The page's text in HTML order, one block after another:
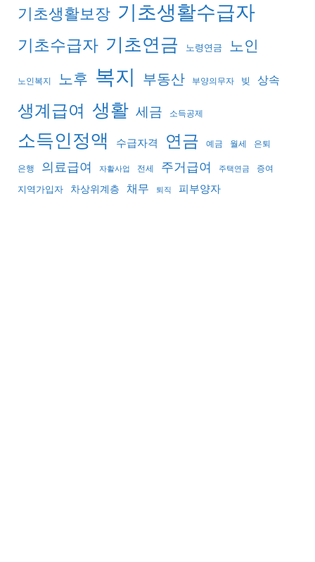
기초생활보장 기초생활수급자
기초수급자 기초연금 노령연금 노인
노인복지 노후 복지 부동산 부양의무자 빚 상속
생계급여 생활 세금 소득공제
소득인정액 수급자격 연금 예금 월세 은퇴
은행 의료급여 자활사업 전세 주거급여 주택연금 증여
지역가입자 차상위계층 채무 퇴직 피부양자